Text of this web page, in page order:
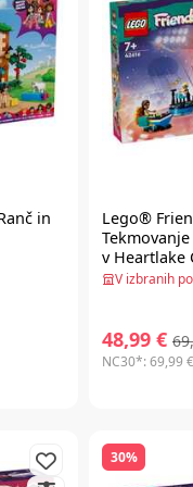
in
Lego®
v Heartlake
V izbranih
48,99 €
NC30*:69,99 €
30%